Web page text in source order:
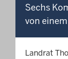
Sechs
von
Landrat